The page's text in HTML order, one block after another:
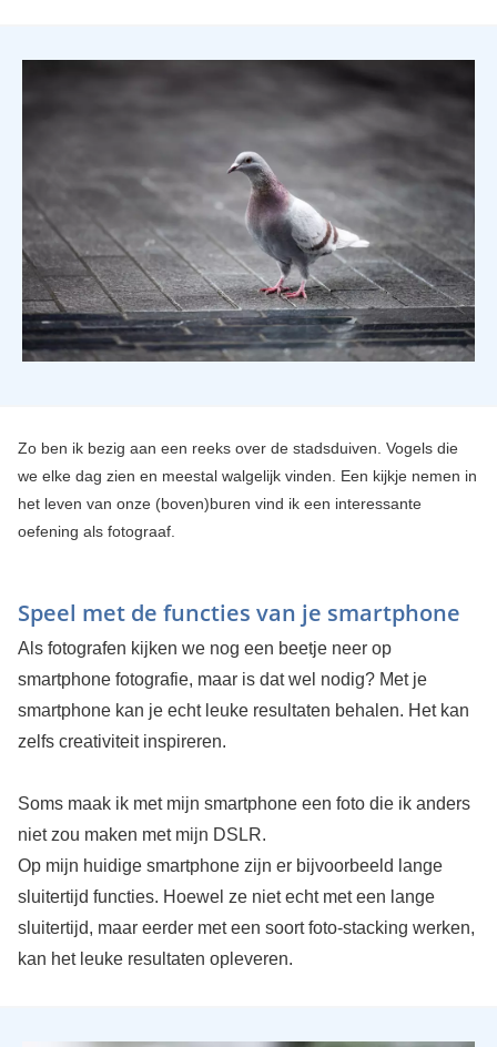
Zo ben ik bezig aan een reeks over de stadsduiven. Vogels die
we elke dag zien en meestal walgelijk vinden. Een kijkje nemen in
het leven van onze (boven)buren vind ik een interessante
oefening als fotograaf.
Speel met de functies van je smartphone
Als fotografen kijken we nog een beetje neer op
smartphone fotografie, maar is dat wel nodig? Met je
smartphone kan je echt leuke resultaten behalen. Het kan
zelfs creativiteit inspireren.
Soms maak ik met mijn smartphone een foto die ik anders
niet zou maken met mijn DSLR.
Op mijn huidige smartphone zijn er bijvoorbeeld lange
sluitertijd functies. Hoewel ze niet echt met een lange
sluitertijd, maar eerder met een soort foto-stacking werken,
kan het leuke resultaten opleveren.